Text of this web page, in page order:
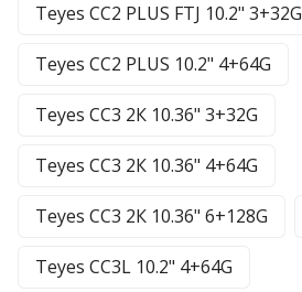
Teyes CC2 PLUS FTJ 10.2" 3+32G
Teyes CC2 PLUS 10.2" 4+64G
Teyes CC3 2К 10.36" 3+32G
Teyes CC3 2К 10.36" 4+64G
Teyes CC3 2К 10.36" 6+128G
Teyes CC3L 10.2" 4+64G